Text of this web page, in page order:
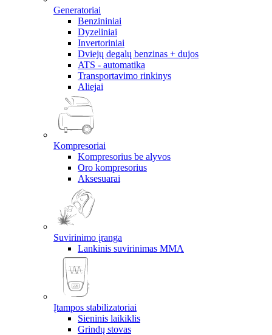
Generatoriai
Benzininiai
Dyzeliniai
Invertoriniai
Dviejų degalų benzinas + dujos
ATS - automatika
Transportavimo rinkinys
Aliejai
Kompresoriai
Kompresorius be alyvos
Oro kompresorius
Aksesuarai
Suvirinimo įranga
Lankinis suvirinimas MMA
Įtampos stabilizatoriai
Sieninis laikiklis
Grindų stovas